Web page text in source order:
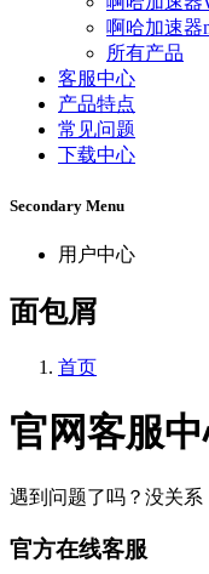
啊哈加速器
所有产品
客服中心
产品特点
常见问题
下载中心
Secondary Menu
用户中心
面包屑
首页
官网客服
遇到问题了吗？没关系
官方在线客服